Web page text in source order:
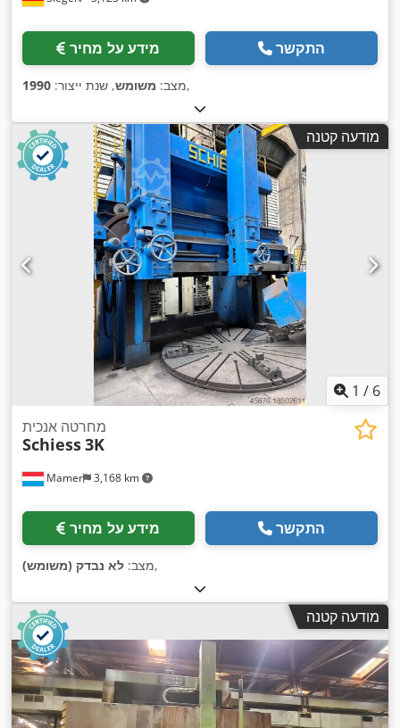
מידע על מחיר התקשר
מצב: משומש, שנת ייצור: 1990 ,
מודעה קטנה
1 / 6
Mamer 3,168 km
מחרטה אנכית
Schiess3K
מידע על מחיר התקשר
מצב: לא נבדק (משומש) ,
מודעה קטנה